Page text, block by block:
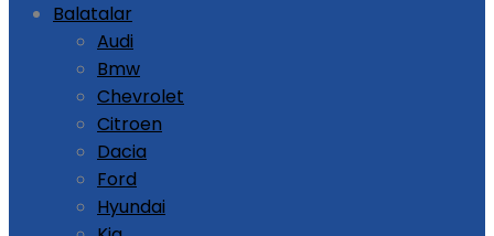
Balatalar
Audi
Bmw
Chevrolet
Citroen
Dacia
Ford
Hyundai